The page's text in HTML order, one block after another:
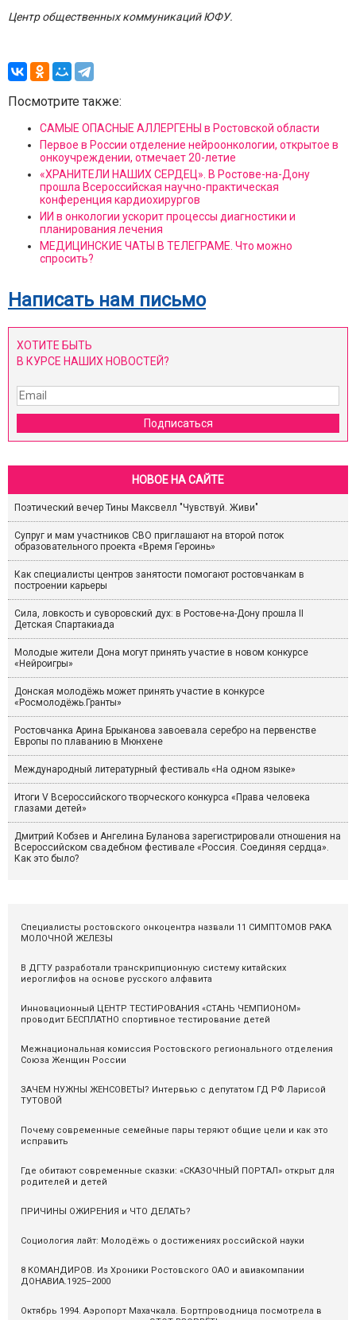
Центр общественных коммуникаций ЮФУ.
Посмотрите также:
САМЫЕ ОПАСНЫЕ АЛЛЕРГЕНЫ в Ростовской области
Первое в России отделение нейроонкологии, открытое в
онкоучреждении, отмечает 20-летие
«ХРАНИТЕЛИ НАШИХ СЕРДЕЦ». В Ростове-на-Дону
прошла Всероссийская научно-практическая
конференция кардиохирургов
ИИ в онкологии ускорит процессы диагностики и
планирования лечения
МЕДИЦИНСКИЕ ЧАТЫ В ТЕЛЕГРАМЕ. Что можно
спросить?
Написать нам письмо
ХОТИТЕ БЫТЬ
В КУРСЕ НАШИХ НОВОСТЕЙ?
Подписаться
НОВОЕ НА САЙТЕ
Поэтический вечер Тины Максвелл "Чувствуй. Живи"
Супруг и мам участников СВО приглашают на второй поток
образовательного проекта «Время Героинь»
Как специалисты центров занятости помогают ростовчанкам в
построении карьеры
Сила, ловкость и суворовский дух: в Ростове-на-Дону прошла II
Детская Спартакиада
Молодые жители Дона могут принять участие в новом конкурсе
«Нейроигры»
Донская молодёжь может принять участие в конкурсе
«Росмолодёжь.Гранты»
Ростовчанка Арина Брыканова завоевала серебро на первенстве
Европы по плаванию в Мюнхене
Международный литературный фестиваль «На одном языке»
Итоги V Всероссийского творческого конкурса «Права человека
глазами детей»
Дмитрий Кобзев и Ангелина Буланова зарегистрировали отношения на
Всероссийском свадебном фестивале «Россия. Соединяя сердца».
Как это было?
Специалисты ростовского онкоцентра назвали 11 СИМПТОМОВ РАКА
МОЛОЧНОЙ ЖЕЛЕЗЫ
В ДГТУ разработали транскрипционную систему китайских
иероглифов на основе русского алфавита
Инновационный ЦЕНТР ТЕСТИРОВАНИЯ «СТАНЬ ЧЕМПИОНОМ»
проводит БЕСПЛАТНО спортивное тестирование детей
Межнациональная комиссия Ростовского регионального отделения
Союза Женщин России
ЗАЧЕМ НУЖНЫ ЖЕНСОВЕТЫ? Интервью с депутатом ГД РФ Ларисой
ТУТОВОЙ
Почему современные семейные пары теряют общие цели и как это
исправить
Где обитают современные сказки: «СКАЗОЧНЫЙ ПОРТАЛ» открыт для
родителей и детей
ПРИЧИНЫ ОЖИРЕНИЯ и ЧТО ДЕЛАТЬ?
Социология лайт: Молодёжь о достижениях российской науки
8 КОМАНДИРОВ. Из Хроники Ростовского ОАО и авиакомпании
ДОНАВИА.1925–2000
Октябрь 1994. Аэропорт Махачкала. Бортпроводница посмотрела в